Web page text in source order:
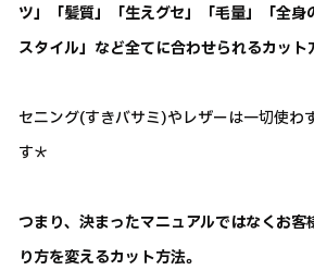
ツ」「髪質」「生えグセ」「毛量」「全身
スタイル」など全てに合わせられるカット
セニング(すきバサミ)やレザーは一切使わ
す＊
つまり、決まったマニュアルではなくお
り方を変えるカット方法。